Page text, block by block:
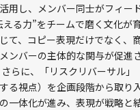
用し、メンバー同士がフィー
える力”をチームで磨く文化が
て、コピー表現だけでなく、
ンバーの主体的な関与が促進
らに、「リスクリバーサル」
る視点）を企画段階から取り
一体化が進み、表現が戦略と